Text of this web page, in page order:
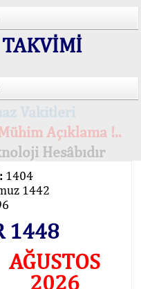
Vakitleri
Açıklama !..
Hesâbıdır
1404
1442
1448
AĞUSTOS
2026